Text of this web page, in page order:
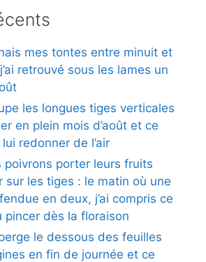
mes tontes entre minuit et
retrouvé sous les lames un
les longues tiges verticales
en plein mois d’août et ce
redonner de l’air
poivrons porter leurs fruits
sur les tiges : le matin où une
en deux, j’ai compris ce
pincer dès la floraison
le dessous des feuilles
en fin de journée et ce